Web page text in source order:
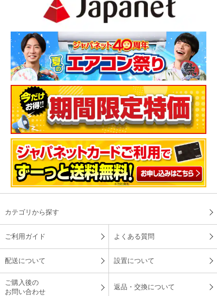
カテゴリから探す
ご利用ガイド よくある質問
配送について 設置について
ご購入後の
お問い合わせ
返品・交換について